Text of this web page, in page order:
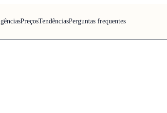
PreçosTendênciasPerguntas frequentes